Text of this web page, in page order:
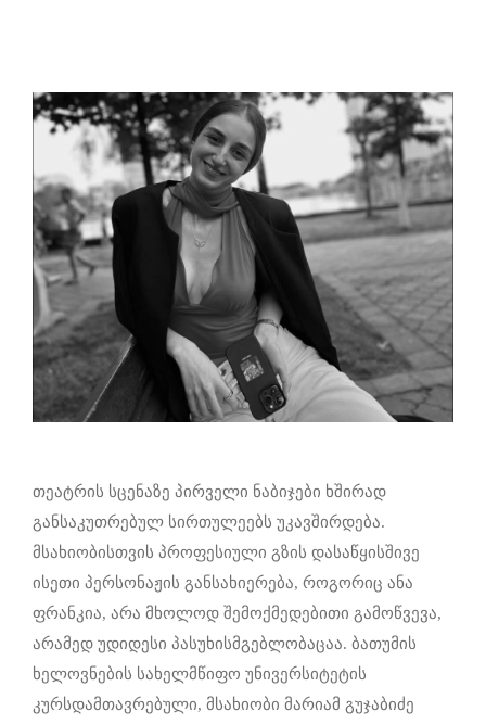
თეატრის სცენაზე პირველი ნაბიჯები ხშირად
განსაკუთრებულ სირთულეებს უკავშირდება.
მსახიობისთვის პროფესიული გზის დასაწყისშივე
ისეთი პერსონაჟის განსახიერება, როგორიც ანა
ფრანკია, არა მხოლოდ შემოქმედებითი გამოწვევა,
არამედ უდიდესი პასუხისმგებლობაცაა. ბათუმის
ხელოვნების სახელმწიფო უნივერსიტეტის
კურსდამთავრებული, მსახიობი მარიამ გუჯაბიძე